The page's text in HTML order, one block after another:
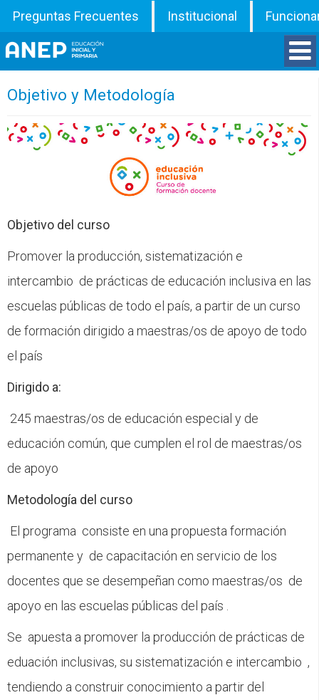
Preguntas Frecuentes Institucional
Divisiones
Departamentos
Documentos
CFP
Noticias
Objetivo y Metodología
Objetivo del curso
Promover la producción, sistematización e
intercambio de prácticas de educación inclusiva en las
escuelas públicas de todo el país, a partir de un curso
de formación dirigido a maestras/os de apoyo de todo
el país
Dirigido a:
245 maestras/os de educación especial y de
educación común, que cumplen el rol de maestras/os
de apoyo
Metodología del curso
El programa consiste en una propuesta formación
permanente y de capacitación en servicio de los
docentes que se desempeñan como maestras/os de
apoyo en las escuelas públicas del país .
Se apuesta a promover la producción de prácticas de
eduación inclusivas, su sistematización e intercambio ,
tendiendo a construir conocimiento a partir del